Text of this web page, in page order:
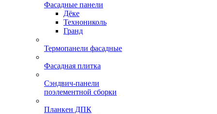
Фасадные панели
Дёке
Технониколь
Гранд
Термопанели фасадные
Фасадная плитка
Сэндвич-панели
поэлементной сборки
Планкен ДПК